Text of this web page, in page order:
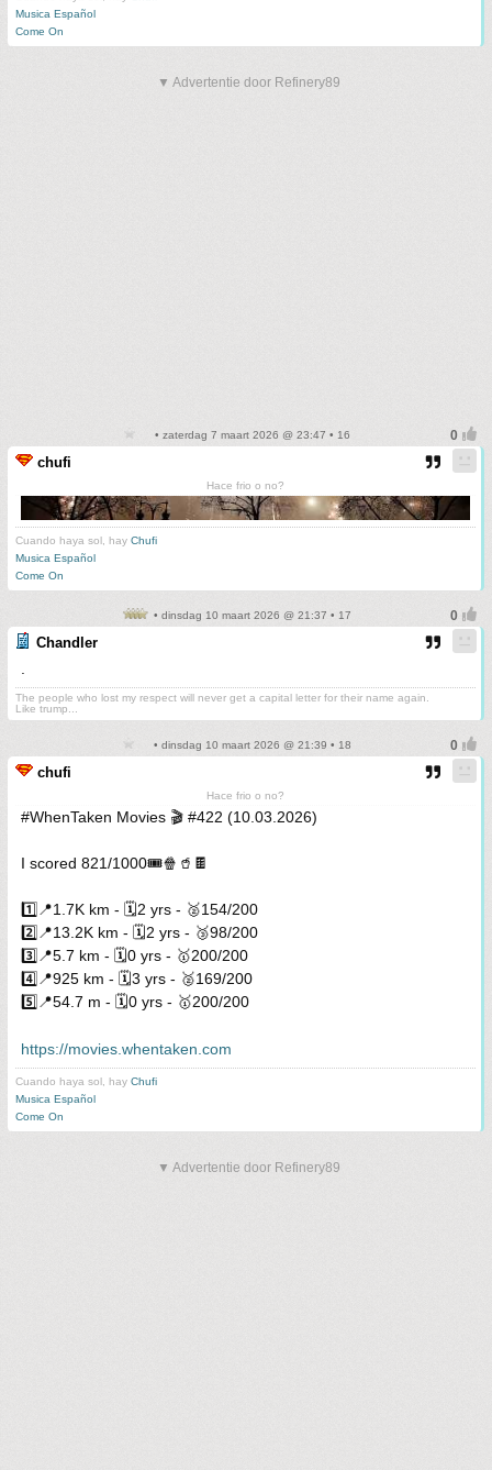
Musica Español
Come On
▼ Advertentie door Refinery89
• zaterdag 7 maart 2026 @ 23:47 • 16
chufi
Hace frio o no?
Cuando haya sol, hay Chufi
Musica Español
Come On
• dinsdag 10 maart 2026 @ 21:37 • 17
Chandler
.
The people who lost my respect will never get a capital letter for their name again.
Like trump...
• dinsdag 10 maart 2026 @ 21:39 • 18
chufi
Hace frio o no?
#WhenTaken Movies 🎬 #422 (10.03.2026)
I scored 821/1000🎟️🍿🥤🍫
1️⃣📍1.7K km - 🗓️2 yrs - 🥈154/200
2️⃣📍13.2K km - 🗓️2 yrs - 🥉98/200
3️⃣📍5.7 km - 🗓️0 yrs - 🥇200/200
4️⃣📍925 km - 🗓️3 yrs - 🥈169/200
5️⃣📍54.7 m - 🗓️0 yrs - 🥇200/200
https://movies.whentaken.com
Cuando haya sol, hay Chufi
Musica Español
Come On
▼ Advertentie door Refinery89